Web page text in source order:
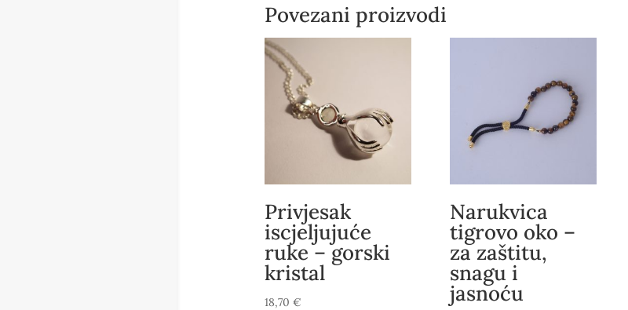
Povezani proizvodi
Privjesak
iscjeljujuće
ruke – gorski
kristal
18,70 €
Narukvica
tigrovo oko –
za zaštitu,
snagu i
jasnoću